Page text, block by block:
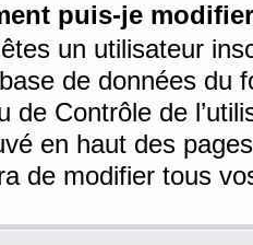
puis-je
un utilisateur
de données du
de Contrôle de
en haut des
de modifier tous